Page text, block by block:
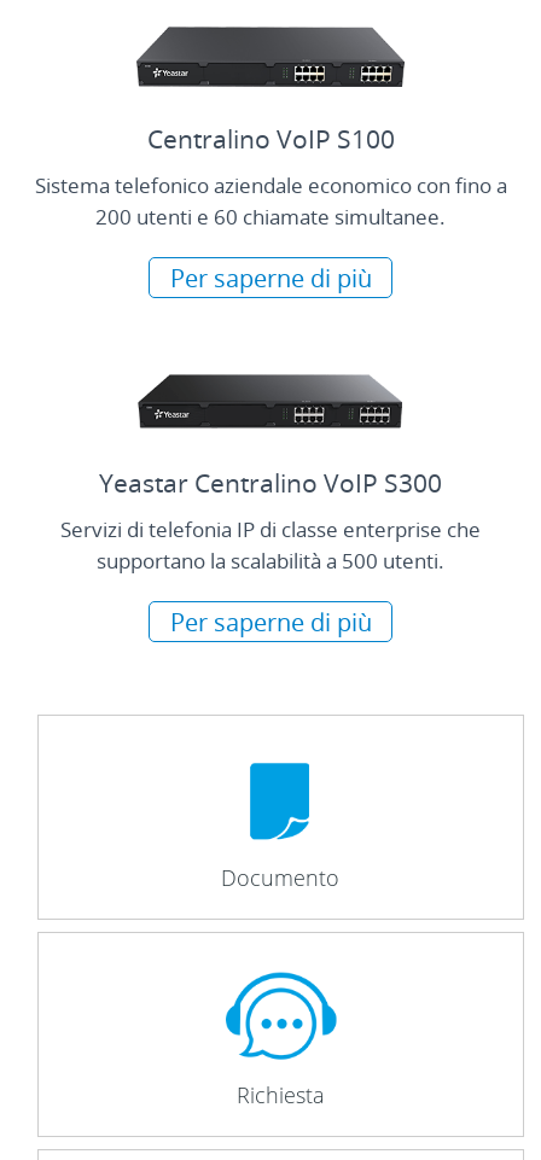
Centralino VoIP S100
Sistema telefonico aziendale economico con fino a
200 utenti e 60 chiamate simultanee.
Per saperne di più
Yeastar Centralino VoIP S300
Servizi di telefonia IP di classe enterprise che
supportano la scalabilità a 500 utenti.
Per saperne di più
Documento
Richiesta